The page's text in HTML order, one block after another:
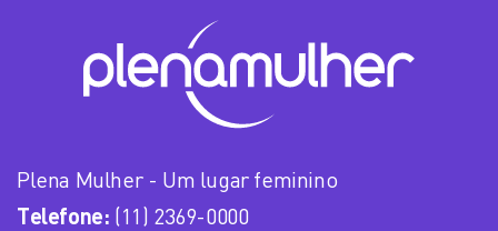
Plena Mulher - Um lugar feminino
Telefone: (11) 2369-0000